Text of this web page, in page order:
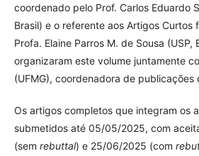
coordenado pelo Prof. Carlos Eduardo
Brasil) e o referente aos Artigos Curtos
Profa. Elaine Parros M. de Sousa (USP,
organizaram este volume juntamente
(UFMG), coordenadora de publicações
Os artigos completos que integram os
submetidos até 05/05/2025, com
(sem rebuttal) e 25/06/2025 (com